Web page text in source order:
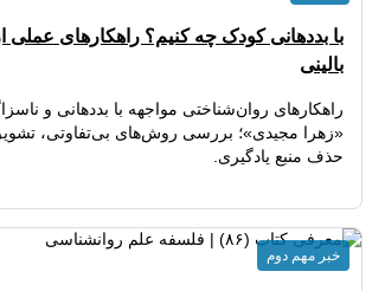
با بددهانی کودک چه کنیم؟ راهکارهای عملی
بالینی
راهکارهای روان‌شناختی مواجهه با بددهانی و
«زهرا مجیدی»؛ بررسی روش‌های بی‌تفاوتی،
حذف منبع یادگیری.
خبر مهم دوم